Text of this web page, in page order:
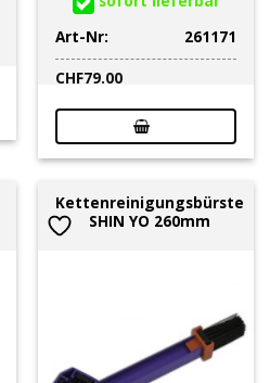
Art-Nr:
261171
CHF79.00
Kettenreinigungsbürste
SHIN YO 260mm